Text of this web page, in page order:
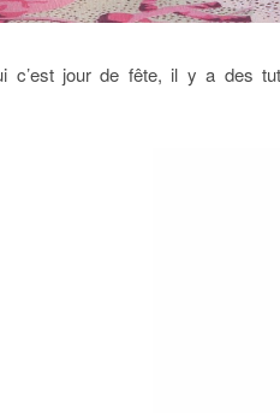
c’est jour de fête, il y a des